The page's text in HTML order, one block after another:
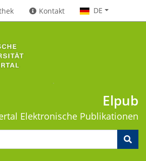
Kontakt DE
Elpub
Elektronische Publikationen